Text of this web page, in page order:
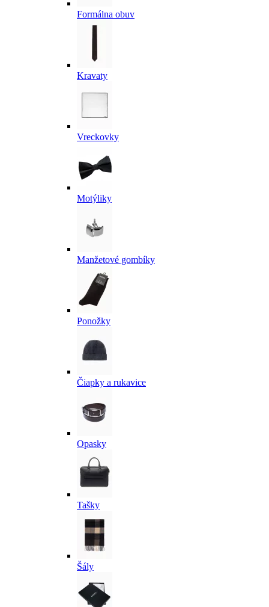
Formálna obuv
Kravaty
Vreckovky
Motýliky
Manžetové gombíky
Ponožky
Čiapky a rukavice
Opasky
Tašky
Šály